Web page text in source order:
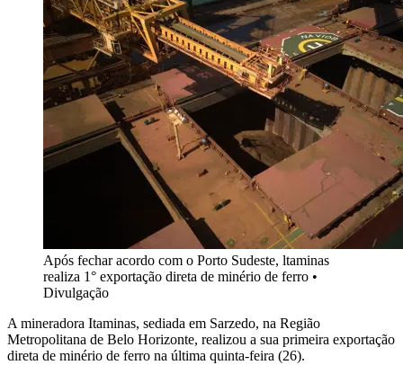
Após fechar acordo com o Porto Sudeste, ltaminas
realiza 1° exportação direta de minério de ferro •
Divulgação
A mineradora Itaminas, sediada em Sarzedo, na Região
Metropolitana de Belo Horizonte, realizou a sua primeira exportação
direta de minério de ferro na última quinta-feira (26).